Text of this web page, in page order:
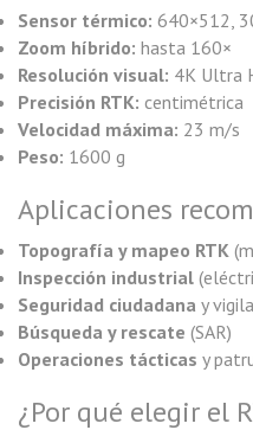
Sensor térmico: 640×512,
Zoom híbrido: hasta 160×
Resolución visual: 4K Ultra
Precisión RTK: centimétrica
Velocidad máxima: 23 m/s
Peso: 1600 g
Aplicaciones
Topografía y mapeo RTK
Inspección industrial
Seguridad ciudadana y
Búsqueda y rescate (SAR)
Operaciones tácticas y
¿Por qué elegir el